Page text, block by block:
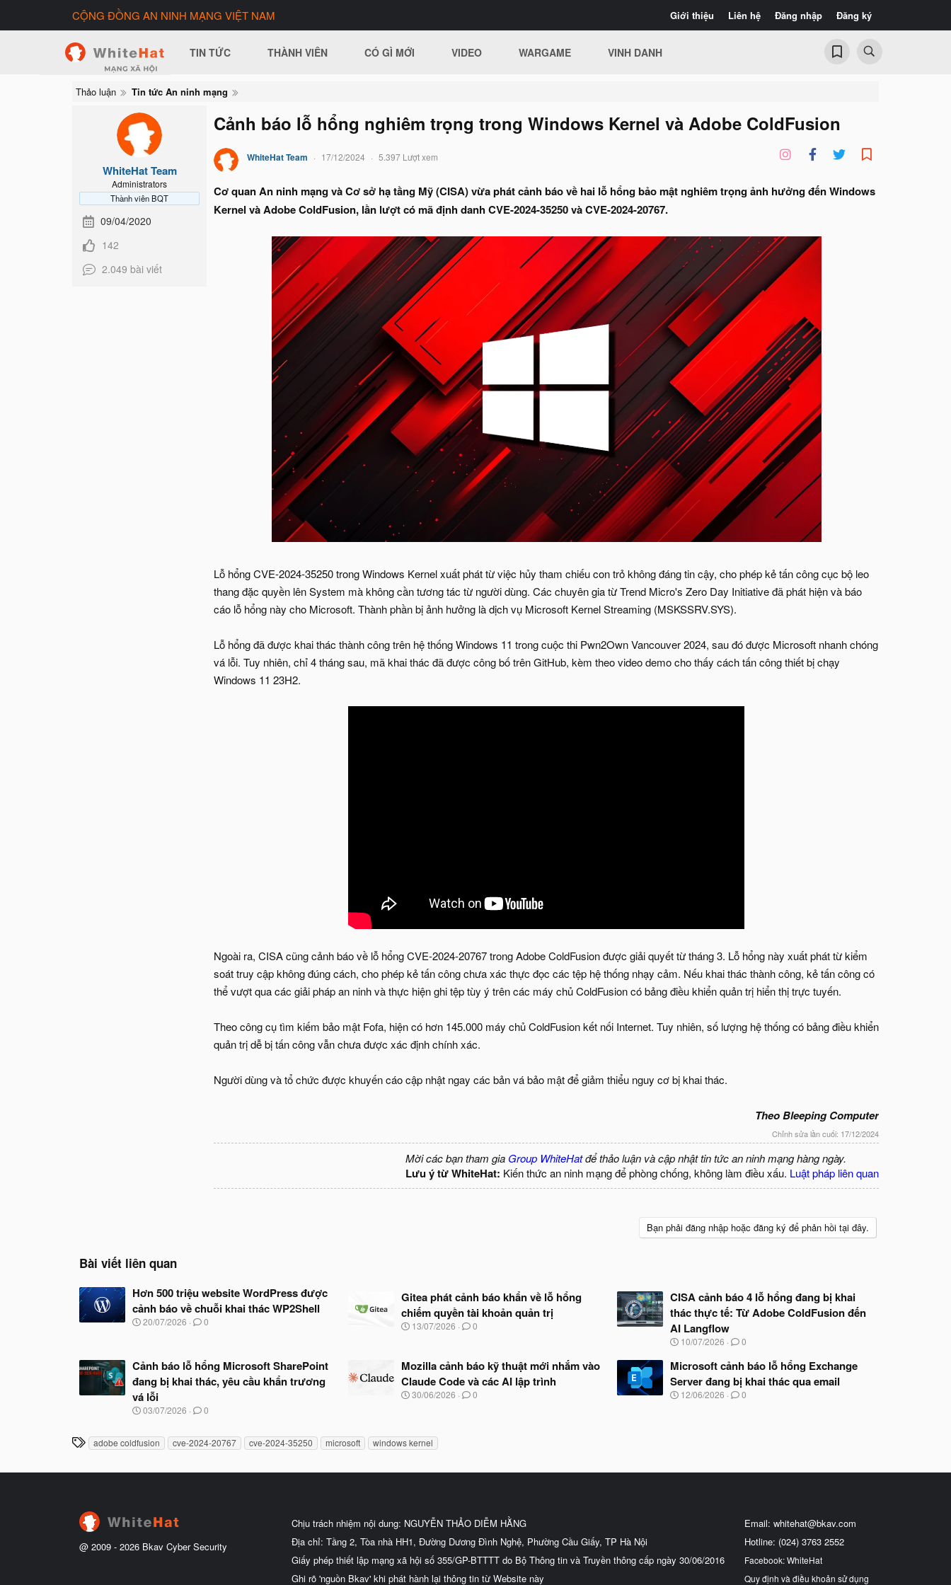
Giới thiệu Liên hệ Đăng nhập Đăng ký
CỘNG ĐỒNG AN NINH MẠNG VIỆT NAM
TIN TỨC THÀNH VIÊN CÓ GÌ MỚI VIDEO WARGAME VINH DANH
Thảo luận Tin tức An ninh mạng
WhiteHat Team
Administrators
Thành viên BQT
09/04/2020
142
2.049 bài viết
Cảnh báo lỗ hổng nghiêm trọng trong Windows Kernel và Adobe ColdFusion
WhiteHat Team 17/12/2024 5.397 Lượt xem
Cơ quan An ninh mạng và Cơ sở hạ tầng Mỹ (CISA) vừa phát cảnh báo về hai lỗ hổng bảo mật nghiêm trọng ảnh hưởng đến Windows
Kernel và Adobe ColdFusion, lần lượt có mã định danh CVE-2024-35250 và CVE-2024-20767.
Lỗ hổng CVE-2024-35250 trong Windows Kernel xuất phát từ việc hủy tham chiếu con trỏ không đáng tin cậy, cho phép kẻ tấn công cục bộ leo
thang đặc quyền lên System mà không cần tương tác từ người dùng. Các chuyên gia từ Trend Micro's Zero Day Initiative đã phát hiện và báo
cáo lỗ hổng này cho Microsoft. Thành phần bị ảnh hưởng là dịch vụ Microsoft Kernel Streaming (MSKSSRV.SYS).
Lỗ hổng đã được khai thác thành công trên hệ thống Windows 11 trong cuộc thi Pwn2Own Vancouver 2024, sau đó được Microsoft nhanh chóng
vá lỗi. Tuy nhiên, chỉ 4 tháng sau, mã khai thác đã được công bố trên GitHub, kèm theo video demo cho thấy cách tấn công thiết bị chạy
Windows 11 23H2.
Ngoài ra, CISA cũng cảnh báo về lỗ hổng CVE-2024-20767 trong Adobe ColdFusion được giải quyết từ tháng 3. Lỗ hổng này xuất phát từ kiểm
soát truy cập không đúng cách, cho phép kẻ tấn công chưa xác thực đọc các tệp hệ thống nhạy cảm. Nếu khai thác thành công, kẻ tấn công có
thể vượt qua các giải pháp an ninh và thực hiện ghi tệp tùy ý trên các máy chủ ColdFusion có bảng điều khiển quản trị hiển thị trực tuyến.
Theo công cụ tìm kiếm bảo mật Fofa, hiện có hơn 145.000 máy chủ ColdFusion kết nối Internet. Tuy nhiên, số lượng hệ thống có bảng điều khiển
quản trị dễ bị tấn công vẫn chưa được xác định chính xác.
Người dùng và tổ chức được khuyến cáo cập nhật ngay các bản vá bảo mật để giảm thiểu nguy cơ bị khai thác.
Theo Bleeping Computer
Chỉnh sửa lần cuối: 17/12/2024
Mời các bạn tham gia Group WhiteHatđể thảo luận và cập nhật tin tức an ninh mạng hàng ngày.
Lưu ý từ WhiteHat: Kiến thức an ninh mạng để phòng chống, không làm điều xấu. Luật pháp liên quan
Bạn phải đăng nhập hoặc đăng ký để phản hồi tại đây.
Bài viết liên quan
Hơn 500 triệu website WordPress được
cảnh báo về chuỗi khai thác WP2Shell
N
b
ắ
t
đ
ầ
20/07/2026 0
Gitea phát cảnh báo khẩn về lỗ hổng
chiếm quyền tài khoản quản trị
N
b
ắ
t
13/07/2026 0
CISA cảnh báo 4 lỗ hổng đang bị khai
thác thực tế: Từ Adobe ColdFusion đến
AI Langflow
N
à
b
ắ
10/07/2026 0
Cảnh báo lỗ hổng Microsoft SharePoint
đang bị khai thác, yêu cầu khẩn trương
vá lỗi
N
y
03/07/2026 0
Mozilla cảnh báo kỹ thuật mới nhắm vào
Claude Code và các AI lập trình
N
b
ắ
đ
30/06/2026 0
Microsoft cảnh báo lỗ hổng Exchange
Server đang bị khai thác qua email
N
đ
12/06/2026 0
T
ẻ
adobe coldfusion cve-2024-20767 cve-2024-35250 microsoft windows kernel
@ 2009 - 2026 Bkav Cyber Security
Chịu trách nhiệm nội dung: NGUYỄN THẢO DIỄM HẰNG
Địa chỉ: Tầng 2, Tòa nhà HH1, Đường Dương Đình Nghệ, Phường Cầu Giấy, TP Hà Nội
Giấy phép thiết lập mạng xã hội số 355/GP-BTTTT do Bộ Thông tin và Truyền thông cấp ngày 30/06/2016
Ghi rõ 'nguồn Bkav' khi phát hành lại thông tin từ Website này
Email: whitehat@bkav.com
Hotline: (024) 3763 2552
Facebook: WhiteHat
Quy định và điều khoản sử dụng